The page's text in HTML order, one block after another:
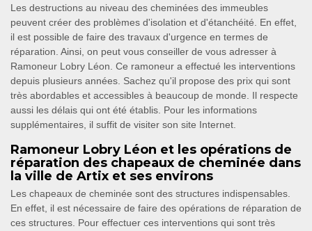
Les destructions au niveau des cheminées des immeubles
peuvent créer des problèmes d'isolation et d'étanchéité. En effet,
il est possible de faire des travaux d'urgence en termes de
réparation. Ainsi, on peut vous conseiller de vous adresser à
Ramoneur Lobry Léon. Ce ramoneur a effectué les interventions
depuis plusieurs années. Sachez qu'il propose des prix qui sont
très abordables et accessibles à beaucoup de monde. Il respecte
aussi les délais qui ont été établis. Pour les informations
supplémentaires, il suffit de visiter son site Internet.
Ramoneur Lobry Léon et les opérations de
réparation des chapeaux de cheminée dans
la ville de Artix et ses environs
Les chapeaux de cheminée sont des structures indispensables.
En effet, il est nécessaire de faire des opérations de réparation de
ces structures. Pour effectuer ces interventions qui sont très